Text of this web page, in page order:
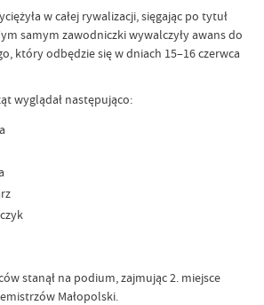
w całej rywalizacji, sięgając po tytuł
samym zawodniczki wywalczyły awans do
który odbędzie się w dniach 15–16 czerwca
wyglądał następująco:
stanął na podium, zajmując 2. miejsce
Małopolski.